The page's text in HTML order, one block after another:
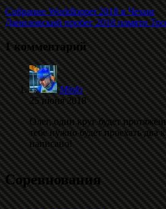
Собрание Worldloppet 2018 в Чехии
Даниловский пробег 2018 памяти
1 комментарий
Minfo
25 июня 2018
Олег, один круг будет
тебе нужно будет проехать два
написано!
Соревнования